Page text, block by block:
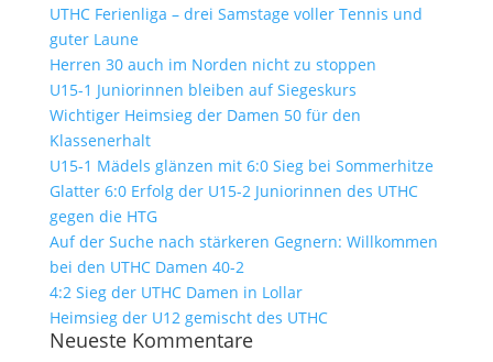
UTHC Ferienliga – drei Samstage voller Tennis und
guter Laune
Herren 30 auch im Norden nicht zu stoppen
U15-1 Juniorinnen bleiben auf Siegeskurs
Wichtiger Heimsieg der Damen 50 für den
Klassenerhalt
U15-1 Mädels glänzen mit 6:0 Sieg bei Sommerhitze
Glatter 6:0 Erfolg der U15-2 Juniorinnen des UTHC
gegen die HTG
Auf der Suche nach stärkeren Gegnern: Willkommen
bei den UTHC Damen 40-2
4:2 Sieg der UTHC Damen in Lollar
Heimsieg der U12 gemischt des UTHC
Neueste Kommentare